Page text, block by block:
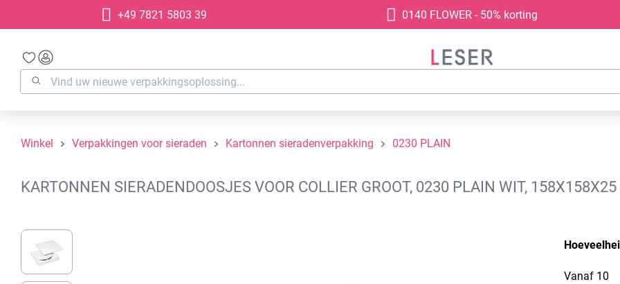
Ga naar de hoofdnavigatie
+49 7821 5803 39 0140 FLOWER - 50% korting
Winkel Verpakkingen voor sieraden Kartonnen sieradenverpakking 0230 PLAIN
KARTONNEN SIERADENDOOSJES VOOR COLLIER GROOT, 0230 PLAIN WIT,
Afbeeldingengalerij overslaan
Vanaf 10